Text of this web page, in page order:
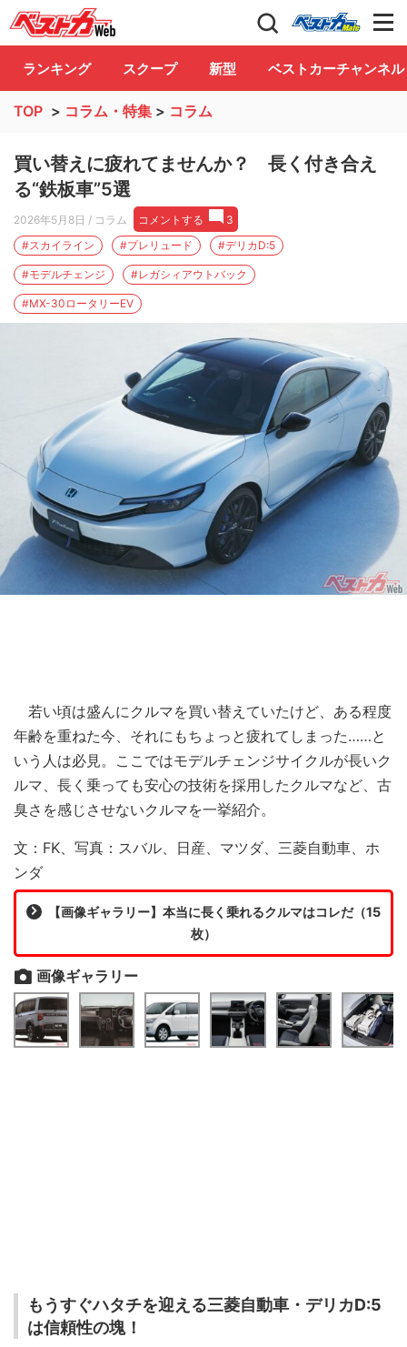
自動車情報誌「ベストカー」 Club
ランキング スクープ 新型 ベストカーチャンネル
TOP > コラム・特集 > コラム
買い替えに疲れてませんか？ 長く付き合え
る“鉄板車”5選
2026年5月8日 / コラム コメントする
3
#スカイライン
#プレリュード #デリカD:5
#モデルチェンジ #レガシィアウトバック
#MX-30ロータリーEV
若い頃は盛んにクルマを買い替えていたけど、ある程度
年齢を重ねた今、それにもちょっと疲れてしまった……と
いう人は必見。ここではモデルチェンジサイクルが長いク
ルマ、長く乗っても安心の技術を採用したクルマなど、古
臭さを感じさせないクルマを一挙紹介。
文：FK、写真：スバル、日産、マツダ、三菱自動車、ホ
ンダ
【画像ギャラリー】本当に長く乗れるクルマはコレだ（15
枚）
画像ギャラリー
もうすぐハタチを迎える三菱自動車・デリカD:5
は信頼性の塊！